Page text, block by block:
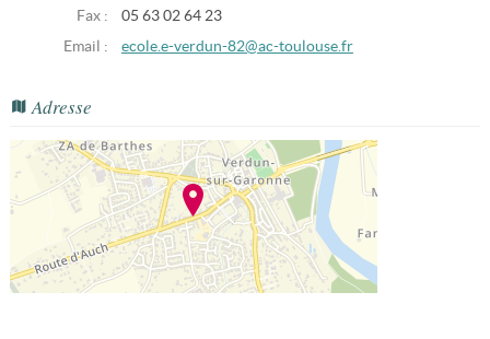
Fax :
05 63 02 64 23
Email :
ecole.e-verdun-82@ac-toulouse.fr
Adresse